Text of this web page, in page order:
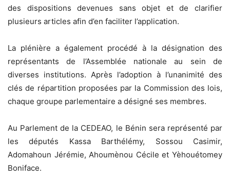
des dispositions devenues sans objet et de clarifier
plusieurs articles afin d’en faciliter l’application.
La plénière a également procédé à la désignation des
représentants de l’Assemblée nationale au sein de
diverses institutions. Après l’adoption à l’unanimité des
clés de répartition proposées par la Commission des lois,
chaque groupe parlementaire a désigné ses membres.
Au Parlement de la CEDEAO, le Bénin sera représenté par
les députés Kassa Barthélémy, Sossou Casimir,
Adomahoun Jérémie, Ahoumènou Cécile et Yèhouétomey
Boniface.